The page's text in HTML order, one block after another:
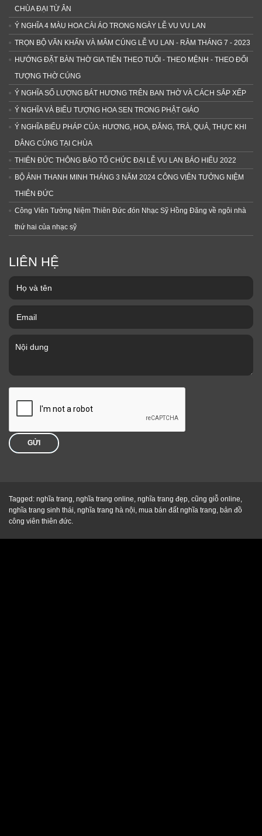
CHÙA ĐẠI TỪ ÂN
Ý NGHĨA 4 MÀU HOA CÀI ÁO TRONG NGÀY LỄ VU VU LAN
TRỌN BỘ VĂN KHẤN VÀ MÂM CÚNG LỄ VU LAN - RẰM THÁNG 7 - 2023
HƯỚNG ĐẶT BÀN THỜ GIA TIÊN THEO TUỔI - THEO MỆNH - THEO ĐỐI
TƯỢNG THỜ CÚNG
Ý NGHĨA SỐ LƯỢNG BÁT HƯƠNG TRÊN BAN THỜ VÀ CÁCH SẮP XẾP
Ý NGHĨA VÀ BIỂU TƯỢNG HOA SEN TRONG PHẬT GIÁO
Ý NGHĨA BIỂU PHÁP CỦA: HƯƠNG, HOA, ĐĂNG, TRÀ, QUẢ, THỰC KHI
DÂNG CÚNG TẠI CHÙA
THIÊN ĐỨC THÔNG BÁO TỔ CHỨC ĐẠI LỄ VU LAN BÁO HIẾU 2022
BỘ ẢNH THANH MINH THÁNG 3 NĂM 2024 CÔNG VIÊN TƯỞNG NIỆM
THIÊN ĐỨC
Công Viên Tưởng Niệm Thiên Đức đón Nhạc Sỹ Hồng Đăng về ngôi nhà
thứ hai của nhạc sỹ
LIÊN HỆ
GỬI
Tagged: nghĩa trang, nghĩa trang online nghĩa trang đẹp cũng giỗ online
nghĩa trang sinh thái nghĩa trang hà nội mua bán đất nghĩa trang bản đồ
công viên thiên đức